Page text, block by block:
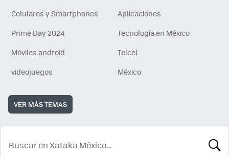
Celulares y Smartphones
Aplicaciones
Prime Day 2024
Tecnología en México
Móviles android
Telcel
videojuegos
México
VER MÁS TEMAS